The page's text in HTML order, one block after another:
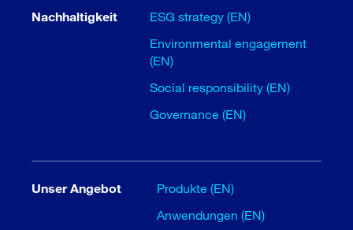
Nachhaltigkeit
ESG strategy (EN)
Environmental engagement
(EN)
Social responsibility (EN)
Governance (EN)
Unser Angebot
Produkte (EN)
Anwendungen (EN)